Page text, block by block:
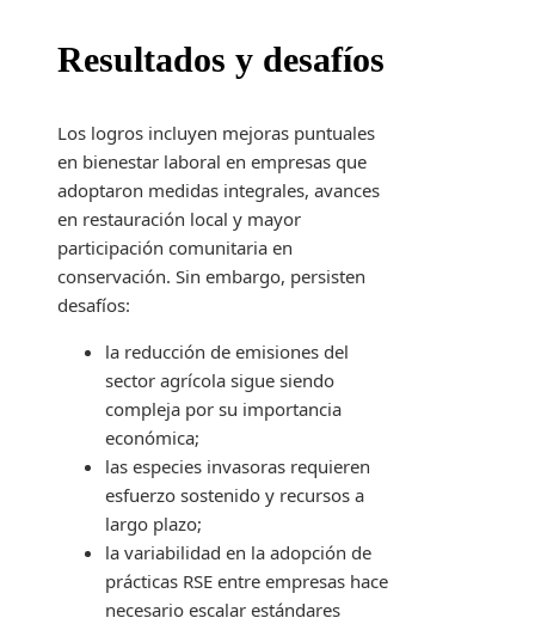
Resultados y desafíos
Los logros incluyen mejoras puntuales
en bienestar laboral en empresas que
adoptaron medidas integrales, avances
en restauración local y mayor
participación comunitaria en
conservación. Sin embargo, persisten
desafíos:
la reducción de emisiones del
sector agrícola sigue siendo
compleja por su importancia
económica;
las especies invasoras requieren
esfuerzo sostenido y recursos a
largo plazo;
la variabilidad en la adopción de
prácticas RSE entre empresas hace
necesario escalar estándares